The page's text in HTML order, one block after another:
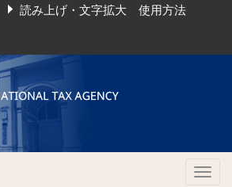
読み上げ・文字拡大 使用方法